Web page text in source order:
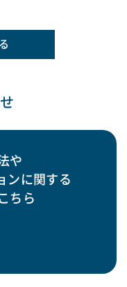
や
ンに関する
ちら